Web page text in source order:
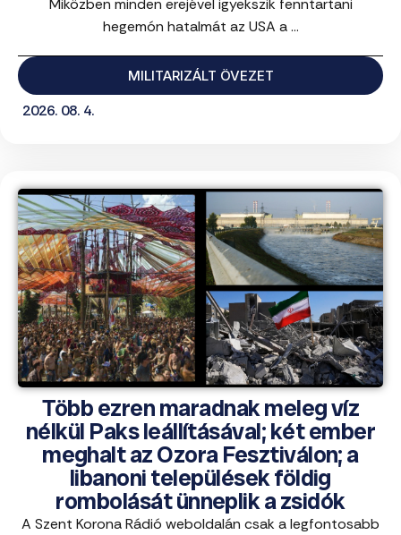
Miközben minden erejével igyekszik fenntartani
hegemón hatalmát az USA a ...
MILITARIZÁLT ÖVEZET
2026. 08. 4.
Több ezren maradnak meleg víz
nélkül Paks leállításával; két ember
meghalt az Ozora Fesztiválon; a
libanoni települések földig
rombolását ünneplik a zsidók
A Szent Korona Rádió weboldalán csak a legfontosabb